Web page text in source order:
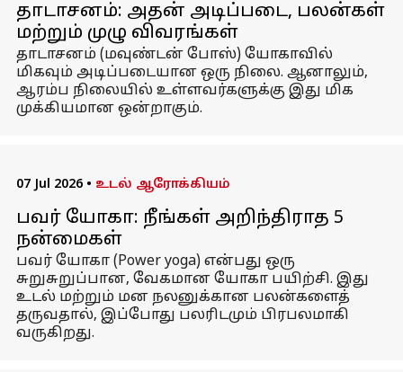
தாடாசனம்: அதன் அடிப்படை, பலன்கள்
மற்றும் முழு விவரங்கள்
தாடாசனம் (மவுண்டன் போஸ்) யோகாவில்
மிகவும் அடிப்படையான ஒரு நிலை. ஆனாலும்,
ஆரம்ப நிலையில் உள்ளவர்களுக்கு இது மிக
முக்கியமான ஒன்றாகும்.
07 Jul 2026 • உடல் ஆரோக்கியம்
பவர் யோகா: நீங்கள் அறிந்திராத 5
நன்மைகள்
பவர் யோகா (Power yoga) என்பது ஒரு
சுறுசுறுப்பான, வேகமான யோகா பயிற்சி. இது
உடல் மற்றும் மன நலனுக்கான பலன்களைத்
தருவதால், இப்போது பலரிடமும் பிரபலமாகி
வருகிறது.